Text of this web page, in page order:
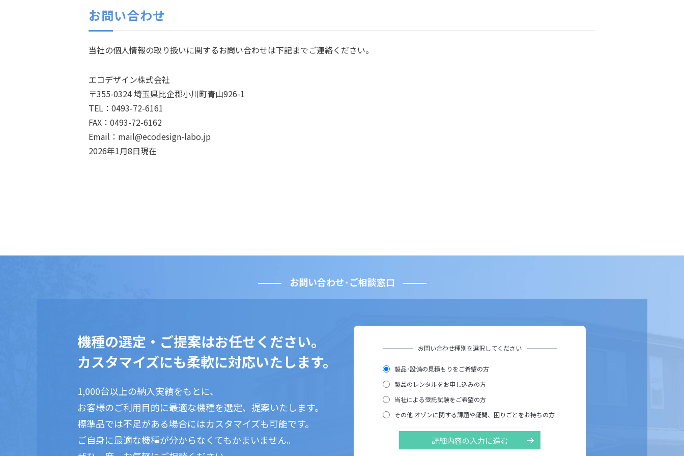
お問い合わせ
当社の個人情報の取り扱いに関するお問い合わせは下記までご連絡ください。
エコデザイン株式会社
〒355-0324 埼玉県比企郡小川町青山926-1
TEL：0493-72-6161
FAX：0493-72-6162
Email：mail@ecodesign-labo.jp
2026年1月8日現在
お問い合わせ･ご相談窓口
機種の選定・ご提案はお任せください。
カスタマイズにも柔軟に対応いたします。
1,000台以上の納入実績をもとに、
お客様のご利用目的に最適な機種を選定、提案いたします。
標準品では不足がある場合にはカスタマイズも可能です。
ご自身に最適な機種が分からなくてもかまいません。
お問い合わせ種別を選択してください
製品･設備の見積もりをご希望の方
製品のレンタルをお申し込みの方
当社による受託試験をご希望の方
その他 オゾンに関する課題や疑問、困りごとをお持ちの方
詳細内容の入力に進む